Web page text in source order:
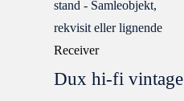
Receiver
Dux hi-fi vintage